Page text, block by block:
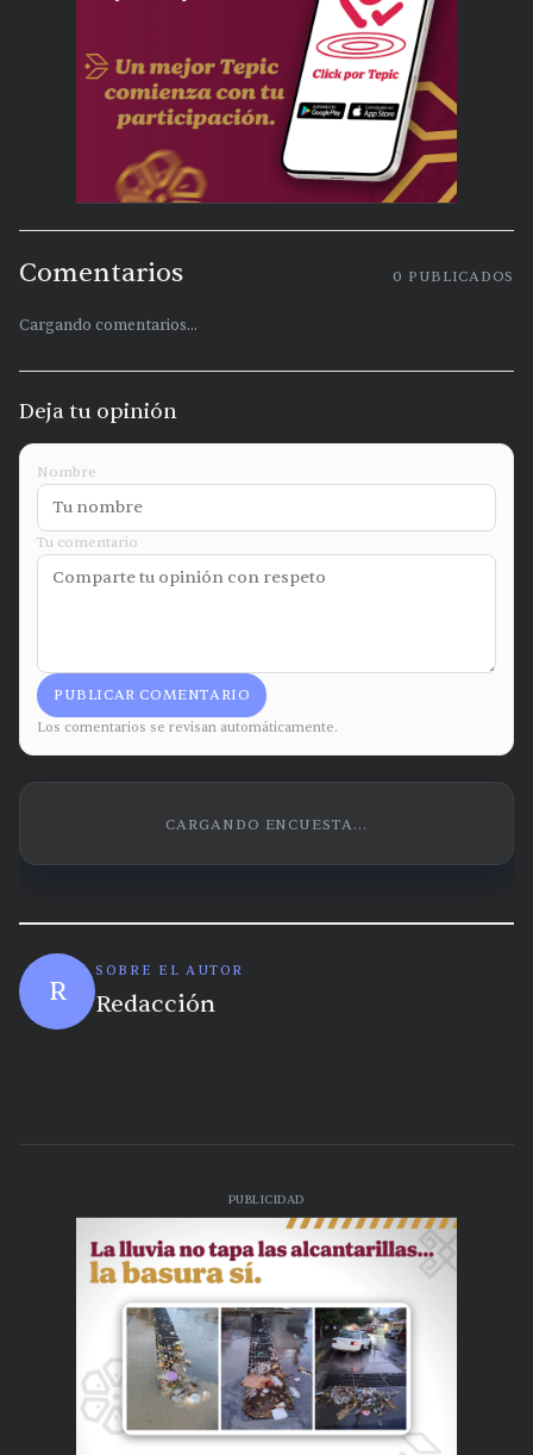
Comentarios 0 PUBLICADOS
Cargando comentarios...
Deja tu opinión
Nombre
Tu comentario
PUBLICAR COMENTARIO
Los comentarios se revisan automáticamente.
CARGANDO ENCUESTA...
R
SOBRE EL AUTOR
Redacción
PUBLICIDAD